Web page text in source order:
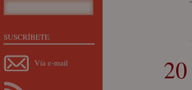
20
SUSCRÍBETE
Vía e-mail